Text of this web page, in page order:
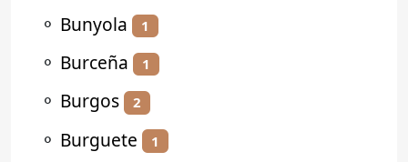
⚬ Bunyola 1
⚬ Burceña 1
⚬ Burgos 2
⚬ Burguete 1